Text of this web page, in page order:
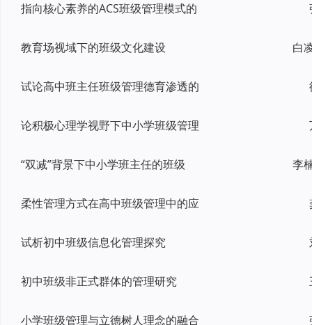
指向核心素养的ACS班级管理模式的
教育场视域下的班级文化建设 白
试论高中班主任班级管理德育渗透的
论积极心理学视野下中小学班级管理
“双减”背景下中小学班主任的班级 李
柔性管理方式在高中班级管理中的应
试析初中班级信息化管理探究
初中班级非正式群体的管理研究
小学班级管理与立德树人理念的融合